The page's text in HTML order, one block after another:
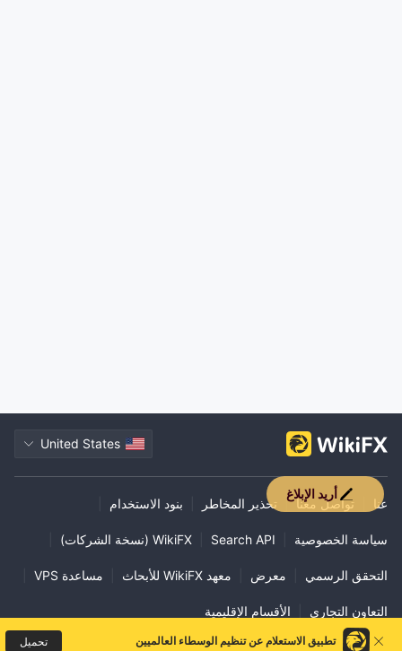
أريد الإبلاغ
United States
عنا تواصل معنا | تحذير المخاطر بنود الاستخدام
سياسة الخصوصية Search API WikiFX (نسخة الشركات)
التحقق الرسمي معرض معهد WikiFX للأبحاث مساعدة VPS
التعاون التجاري الأقسام الإقليمية
تطبيق الاستعلام عن تنظيم الوسطاء العالميين تحميل